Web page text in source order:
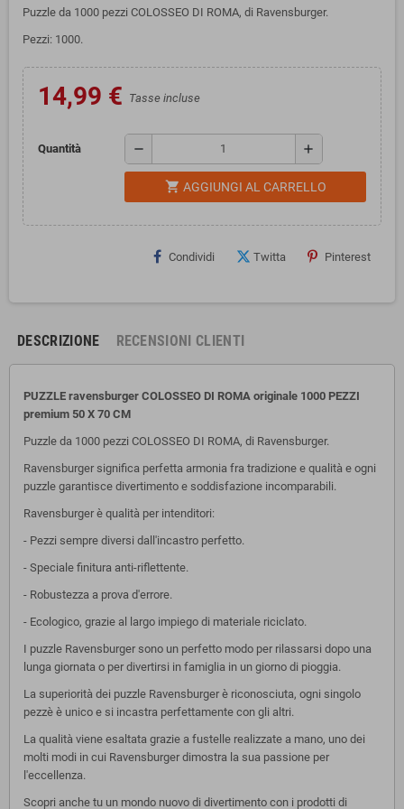
Puzzle da 1000 pezzi COLOSSEO DI ROMA, di Ravensburger.
Pezzi: 1000.
14,99 € Tasse incluse
Quantità remove add
shopping_cart AGGIUNGI AL CARRELLO
Condividi Twitta Pinterest
DESCRIZIONE RECENSIONI CLIENTI
PUZZLE ravensburger COLOSSEO DI ROMA originale 1000 PEZZI
premium 50 X 70 CM
Puzzle da 1000 pezzi COLOSSEO DI ROMA, di Ravensburger.
Ravensburger significa perfetta armonia fra tradizione e qualità e ogni
puzzle garantisce divertimento e soddisfazione incomparabili.
Ravensburger è qualità per intenditori:
- Pezzi sempre diversi dall'incastro perfetto.
- Speciale finitura anti-riflettente.
- Robustezza a prova d'errore.
- Ecologico, grazie al largo impiego di materiale riciclato.
I puzzle Ravensburger sono un perfetto modo per rilassarsi dopo una
lunga giornata o per divertirsi in famiglia in un giorno di pioggia.
La superiorità dei puzzle Ravensburger è riconosciuta, ogni singolo
pezzè è unico e si incastra perfettamente con gli altri.
La qualità viene esaltata grazie a fustelle realizzate a mano, uno dei
molti modi in cui Ravensburger dimostra la sua passione per
l'eccellenza.
Scopri anche tu un mondo nuovo di divertimento con i prodotti di